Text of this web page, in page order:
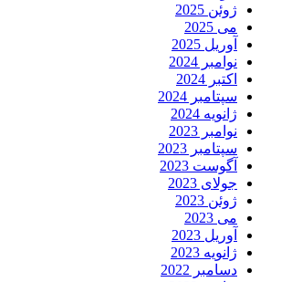
ژوئن 2025
می 2025
آوریل 2025
نوامبر 2024
اکتبر 2024
سپتامبر 2024
ژانویه 2024
نوامبر 2023
سپتامبر 2023
آگوست 2023
جولای 2023
ژوئن 2023
می 2023
آوریل 2023
ژانویه 2023
دسامبر 2022